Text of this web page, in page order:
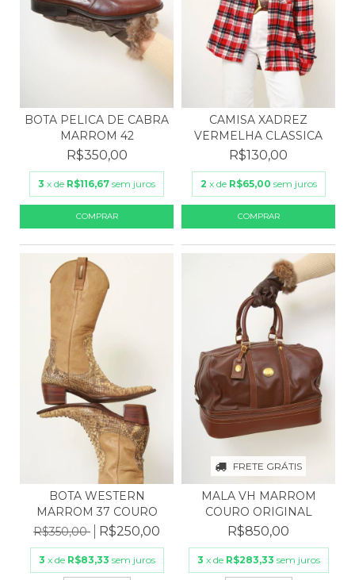
BOTA PELICA DE CABRA
MARROM 42
R$350,00
3 x de R$116,67 sem juros
CAMISA XADREZ
VERMELHA CLASSICA
R$130,00
2 x de R$65,00 sem juros
BOTA WESTERN
MARROM 37 COURO
R$350,00
R$250,00
3 x de R$83,33 sem juros
FRETE GRÁTIS
MALA VH MARROM
COURO ORIGINAL
R$850,00
3 x de R$283,33 sem juros